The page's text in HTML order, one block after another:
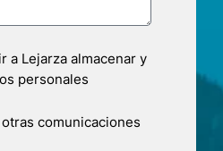
a Lejarza almacenar y
personales
comunicaciones